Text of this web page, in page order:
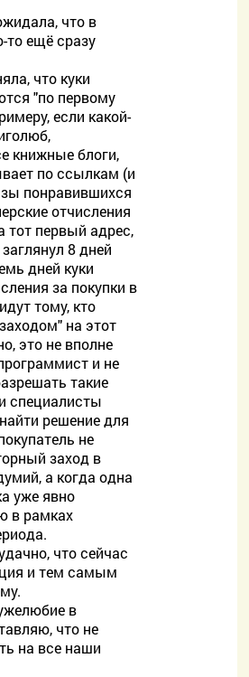
что в
то ещё сразу
что куки
"по первому
если какой-
книжные блоги,
по ссылкам (и
понравившихся
отчисления
тот первый адрес,
8 дней
дней куки
за покупки в
тому, кто
на этот
это не вполне
и не
такие
специалисты
решение для
не
заход в
а когда одна
уже явно
в рамках
что сейчас
и тем самым
в
что не
на все наши